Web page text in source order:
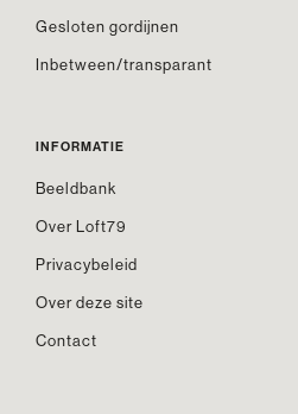
Gesloten gordijnen
Inbetween/transparant
INFORMATIE
Beeldbank
Over Loft79
Privacybeleid
Over deze site
Contact